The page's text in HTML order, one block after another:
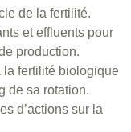
de la fertilité.
et effluents pour
production.
la fertilité biologique
de sa rotation.
d’actions sur la